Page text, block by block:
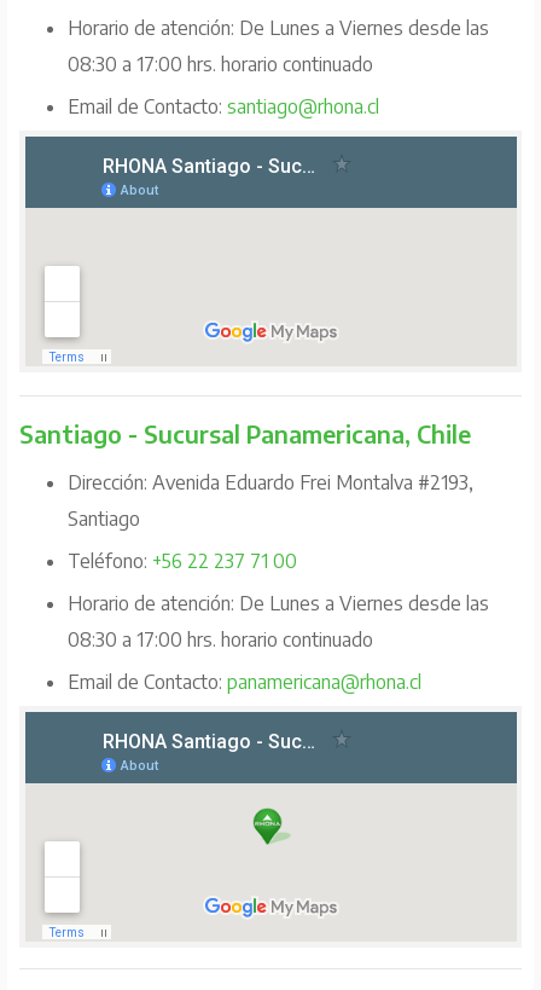
Horario de atención: De Lunes a Viernes desde las
08:30 a 17:00 hrs. horario continuado
Email de Contacto: santiago@rhona.cl
Santiago - Sucursal Panamericana, Chile
Dirección: Avenida Eduardo Frei Montalva #2193,
Santiago
Teléfono: +56 22 237 71 00
Horario de atención: De Lunes a Viernes desde las
08:30 a 17:00 hrs. horario continuado
Email de Contacto: panamericana@rhona.cl